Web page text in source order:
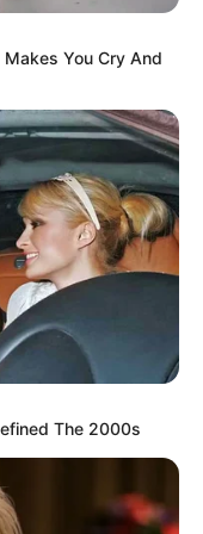
du jour en 7
LE
You Cry And
The 2000s
Looks Like A Model